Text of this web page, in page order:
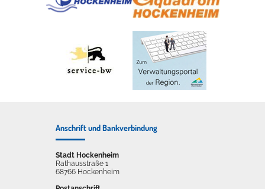
Anschrift und Bankverbindung
Stadt Hockenheim
Rathausstraße 1
68766 Hockenheim